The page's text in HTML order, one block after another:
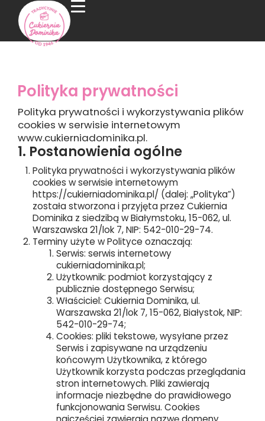
Polityka prywatności
Polityka prywatności i wykorzystywania plików
cookies w serwisie internetowym
www.cukierniadominika.pl.
1. Postanowienia ogólne
Polityka prywatności i wykorzystywania plików
cookies w serwisie internetowym
https://cukierniadominika.pl/ (dalej: „Polityka”)
została stworzona i przyjęta przez Cukiernia
Dominika z siedzibą w Białymstoku, 15-062, ul.
Warszawska 21/lok 7, NIP: 542-010-29-74.
Terminy użyte w Polityce oznaczają:
Serwis: serwis internetowy
cukierniadominika.pl;
Użytkownik: podmiot korzystający z
publicznie dostępnego Serwisu;
Właściciel: Cukiernia Dominika, ul.
Warszawska 21/lok 7, 15-062, Białystok, NIP:
542-010-29-74;
Cookies: pliki tekstowe, wysyłane przez
Serwis i zapisywane na urządzeniu
końcowym Użytkownika, z którego
Użytkownik korzysta podczas przeglądania
stron internetowych. Pliki zawierają
informacje niezbędne do prawidłowego
funkcjonowania Serwisu. Cookies